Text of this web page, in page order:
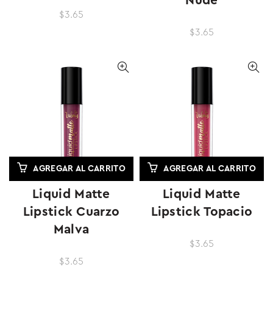
$3.65
$3.65
AGREGAR AL CARRITO
Liquid Matte
Lipstick Cuarzo
Malva
$3.65
AGREGAR AL CARRITO
Liquid Matte
Lipstick Topacio
$3.65